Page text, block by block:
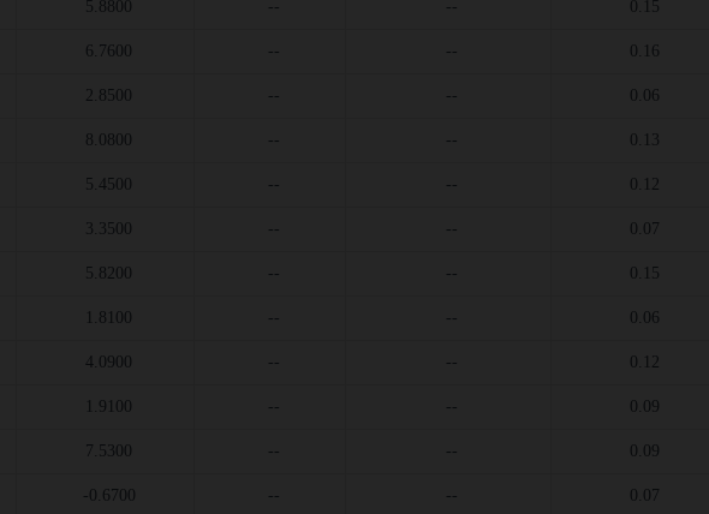
5.8800 -- -- 0.15
6.7600 -- -- 0.16
2.8500 -- -- 0.06
8.0800 -- -- 0.13
5.4500 -- -- 0.12
3.3500 -- -- 0.07
5.8200 -- -- 0.15
1.8100 -- -- 0.06
4.0900 -- -- 0.12
1.9100 -- -- 0.09
7.5300 -- -- 0.09
-0.6700 -- -- 0.07